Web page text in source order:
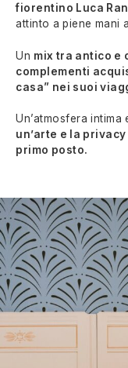
fiorentino Luca
attinto a piene mani
Un mix tra antico e
complementi
casa” nei suoi
Un’atmosfera intima
un’arte e la
primo posto.